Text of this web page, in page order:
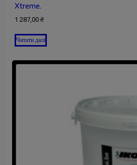
Xtreme.
1 287,00₴
Читати далі